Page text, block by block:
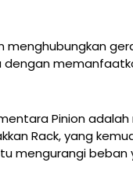
menghubungkan
dengan
Pinion
Rack, yang
mengurangi